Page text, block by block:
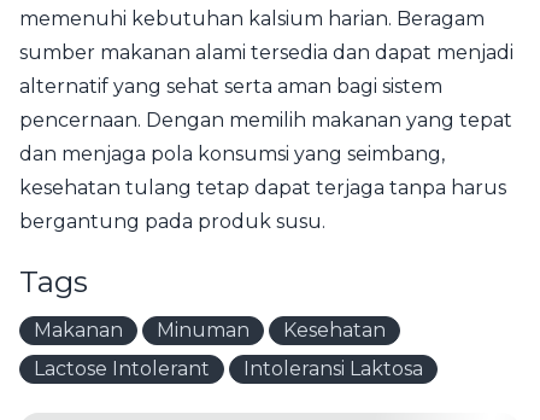
memenuhi kebutuhan kalsium harian. Beragam
sumber makanan alami tersedia dan dapat menjadi
alternatif yang sehat serta aman bagi sistem
pencernaan. Dengan memilih makanan yang tepat
dan menjaga pola konsumsi yang seimbang,
kesehatan tulang tetap dapat terjaga tanpa harus
bergantung pada produk susu.
Tags
Makanan Minuman
Kesehatan
Lactose Intolerant
Intoleransi Laktosa